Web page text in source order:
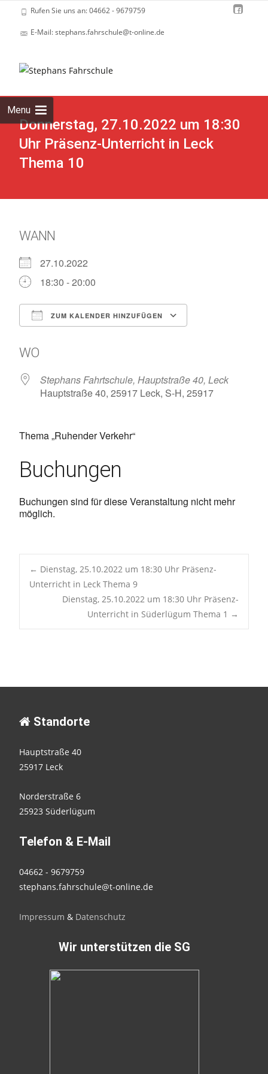
Rufen Sie uns an: 04662 - 9679759
E-Mail: stephans.fahrschule@t-online.de
Menu
Donnerstag, 27.10.2022 um 18:30
Uhr Präsenz-Unterricht in Leck
Thema 10
WANN
27.10.2022
18:30 - 20:00
ZUM KALENDER HINZUFÜGEN
WO
Stephans Fahrtschule, Hauptstraße 40, Leck
Hauptstraße 40, 25917 Leck, S-H, 25917
Thema „Ruhender Verkehr“
Buchungen
Buchungen sind für diese Veranstaltung nicht mehr
möglich.
Post
navigation
← Dienstag, 25.10.2022 um 18:30 Uhr Präsenz-
Unterricht in Leck Thema 9
Dienstag, 25.10.2022 um 18:30 Uhr Präsenz-
Unterricht in Süderlügum Thema 1 →
Standorte
Hauptstraße 40
25917 Leck
Norderstraße 6
25923 Süderlügum
Telefon & E-Mail
04662 - 9679759
stephans.fahrschule@t-online.de
Impressum & Datenschutz
Wir unterstützen die SG